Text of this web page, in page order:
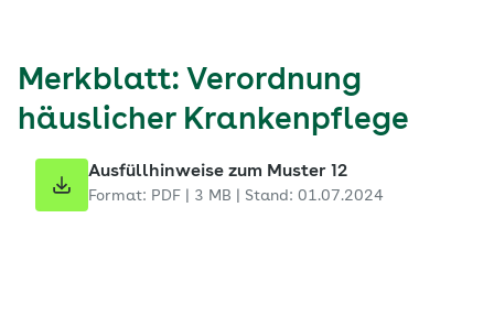
Merkblatt: Verordnung
häuslicher Krankenpflege
Ausfüllhinweise zum Muster 12
Format: PDF | 3 MB | Stand: 01.07.2024